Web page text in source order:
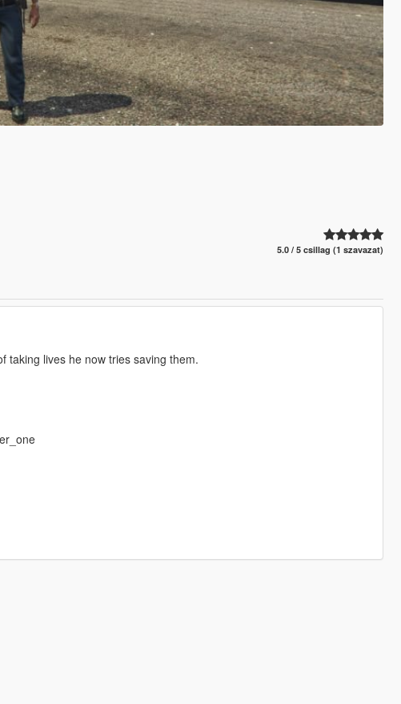
5.0 / 5 csillag (1 szavazat)
taking lives he now tries saving them.